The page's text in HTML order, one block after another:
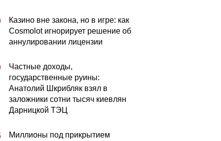
Казино вне закона, но в игре: как
Cosmolot игнорирует решение об
аннулировании лицензии
Частные доходы,
государственные руины:
Анатолий Шкрибляк взял в
заложники сотни тысяч киевлян
Дарницкой ТЭЦ
Миллионы под прикрытием